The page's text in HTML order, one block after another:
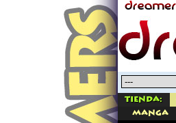
Tienda:
manga